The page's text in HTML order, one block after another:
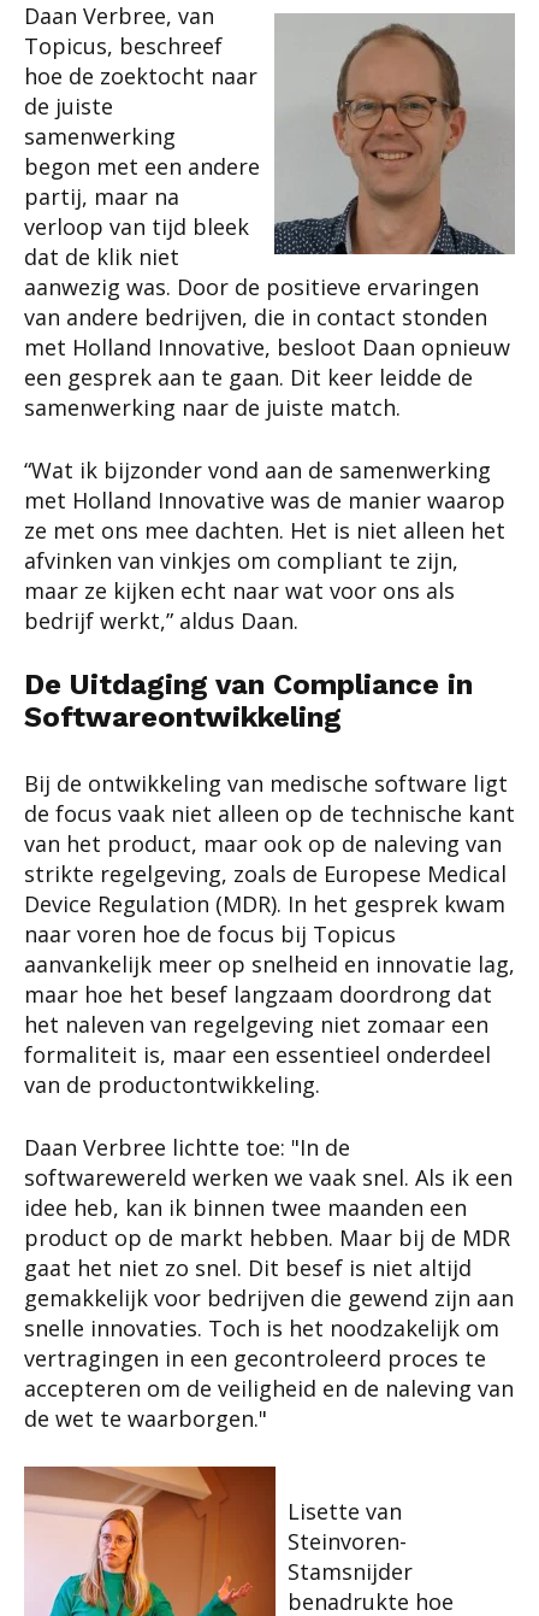
Daan Verbree, van
Topicus, beschreef
hoe de zoektocht naar
de juiste
samenwerking
begon met een andere
partij, maar na
verloop van tijd bleek
dat de klik niet
aanwezig was. Door de positieve ervaringen
van andere bedrijven, die in contact stonden
met Holland Innovative, besloot Daan opnieuw
een gesprek aan te gaan. Dit keer leidde de
samenwerking naar de juiste match.
“Wat ik bijzonder vond aan de samenwerking
met Holland Innovative was de manier waarop
ze met ons mee dachten. Het is niet alleen het
afvinken van vinkjes om compliant te zijn,
maar ze kijken echt naar wat voor ons als
bedrijf werkt,” aldus Daan.
De Uitdaging van Compliance in
Softwareontwikkeling
Bij de ontwikkeling van medische software ligt
de focus vaak niet alleen op de technische kant
van het product, maar ook op de naleving van
strikte regelgeving, zoals de Europese Medical
Device Regulation (MDR). In het gesprek kwam
naar voren hoe de focus bij Topicus
aanvankelijk meer op snelheid en innovatie lag,
maar hoe het besef langzaam doordrong dat
het naleven van regelgeving niet zomaar een
formaliteit is, maar een essentieel onderdeel
van de productontwikkeling.
Daan Verbree lichtte toe: "In de
softwarewereld werken we vaak snel. Als ik een
idee heb, kan ik binnen twee maanden een
product op de markt hebben. Maar bij de MDR
gaat het niet zo snel. Dit besef is niet altijd
gemakkelijk voor bedrijven die gewend zijn aan
snelle innovaties. Toch is het noodzakelijk om
vertragingen in een gecontroleerd proces te
accepteren om de veiligheid en de naleving van
de wet te waarborgen."
Lisette van
Steinvoren-
Stamsnijder
benadrukte hoe